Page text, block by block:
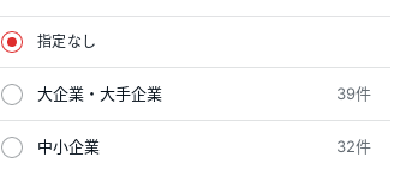
指定なし
大企業・大手企業 39件
中小企業 32件